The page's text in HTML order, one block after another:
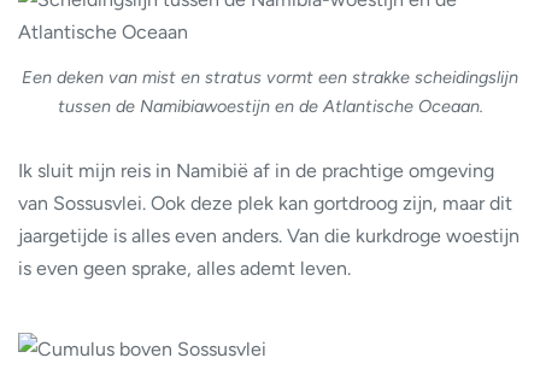
Een deken van mist en stratus vormt een strakke scheidingslijn
tussen de Namibiawoestijn en de Atlantische Oceaan.
Ik sluit mijn reis in Namibië af in de prachtige omgeving
van Sossusvlei. Ook deze plek kan gortdroog zijn, maar dit
jaargetijde is alles even anders. Van die kurkdroge woestijn
is even geen sprake, alles ademt leven.